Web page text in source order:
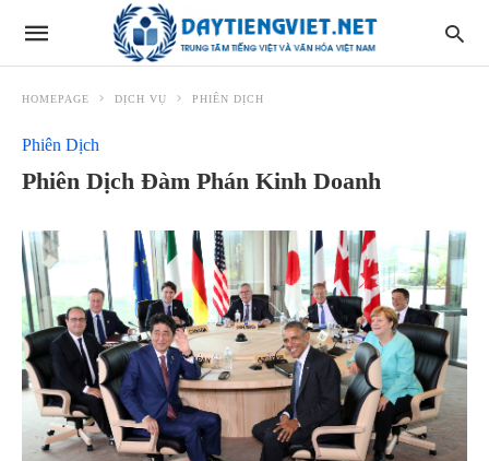
HOMEPAGE DỊCH VỤ PHIÊN DỊCH
Phiên Dịch
Phiên Dịch Đàm Phán Kinh Doanh